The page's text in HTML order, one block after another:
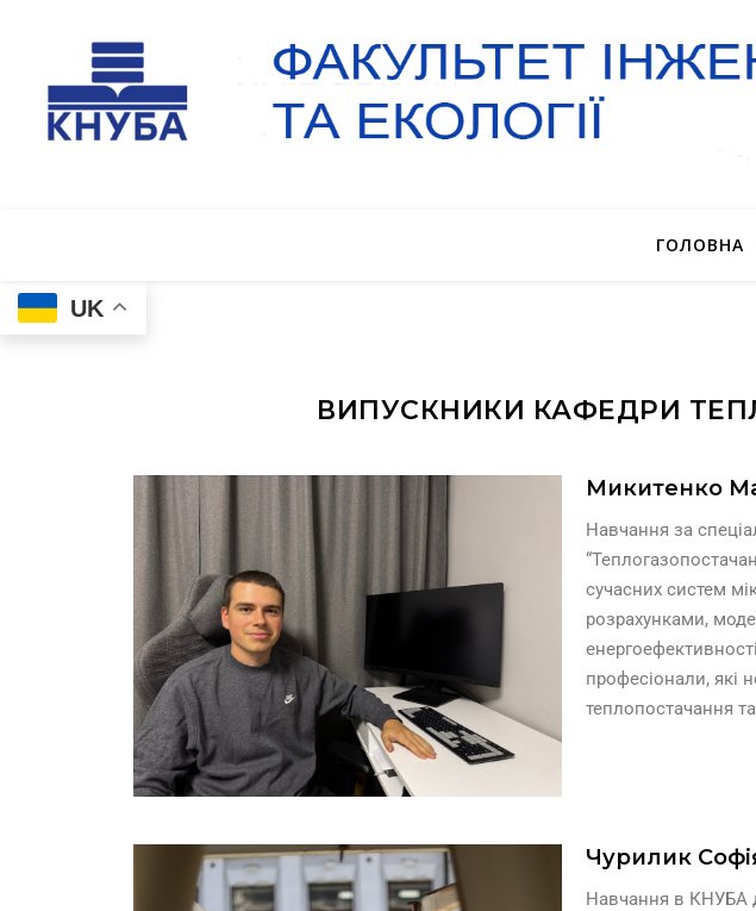
ГОЛОВНА
UK
ВИПУСКНИКИ КАФЕДРИ
Микитенко
Навчання за
сучасних систем
розрахунками,
професіонали, які
теплопостачання
Чурилик
Навчання в КНУБА